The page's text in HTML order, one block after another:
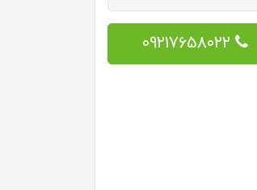
09217658022